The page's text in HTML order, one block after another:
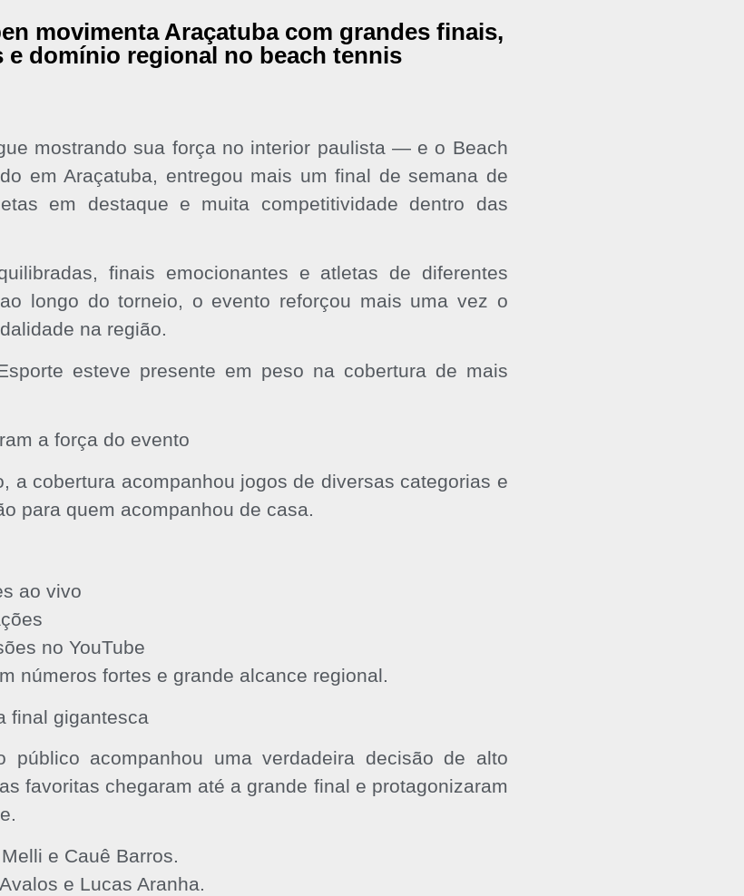
movimenta Araçatuba com grandes finais,
e domínio regional no beach tennis
mostrando sua força no interior paulista — e o Beach
em Araçatuba, entregou mais um final de semana de
em destaque e muita competitividade dentro das
finais emocionantes e atletas de diferentes
longo do torneio, o evento reforçou mais uma vez o
na região.
esteve presente em peso na cobertura de mais
a força do evento
a cobertura acompanhou jogos de diversas categorias e
para quem acompanhou de casa.
ao vivo
no YouTube
números fortes e grande alcance regional.
final gigantesca
público acompanhou uma verdadeira decisão de alto
favoritas chegaram até a grande final e protagonizaram
e Cauê Barros.
e Lucas Aranha.